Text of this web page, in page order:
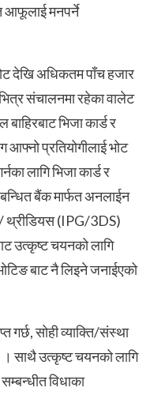
आफूलाई मनपर्ने
देखि अधिकतम पाँच हजार
संचालनमा रहेका वालेट
भिजा कार्ड र
प्रतियोगीलाई भोट
लागि भिजा कार्ड र
बैंक मार्फत अनलाईन
/ थ्रीडियस (IPG/3DS)
उत्कृष्ट चयनको लागि
बाट नै लिइने जनाईएको
गर्छ, सोही व्याक्ति/संस्था
। साथै उत्कृष्ट चयनको लागि
विधाका